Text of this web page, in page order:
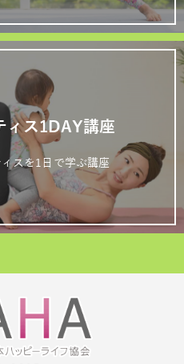
ィス1DAY講座
スを1日で学ぶ講座